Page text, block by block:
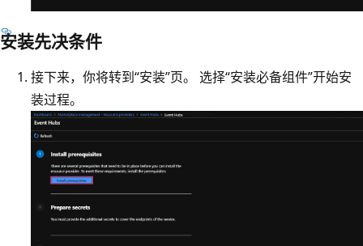
安装先决条件
接下来，你将转到“安装”页。 选择“安装必备组件”开始安
装过程。